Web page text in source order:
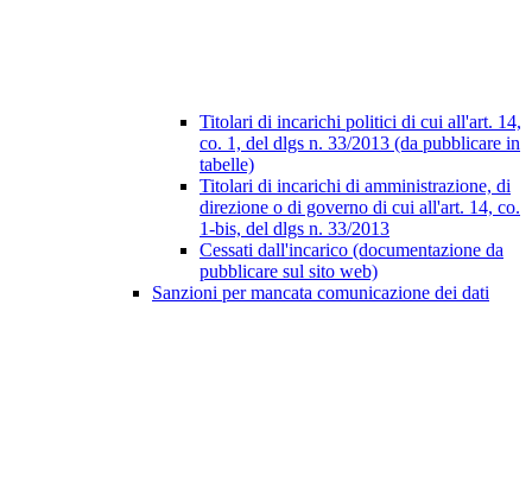
Titolari di incarichi politici di cui all'art. 14,
co. 1, del dlgs n. 33/2013 (da pubblicare in
tabelle)
Titolari di incarichi di amministrazione, di
direzione o di governo di cui all'art. 14, co.
1-bis, del dlgs n. 33/2013
Cessati dall'incarico (documentazione da
pubblicare sul sito web)
Sanzioni per mancata comunicazione dei dati